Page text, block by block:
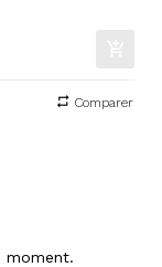
Comparer
moment.